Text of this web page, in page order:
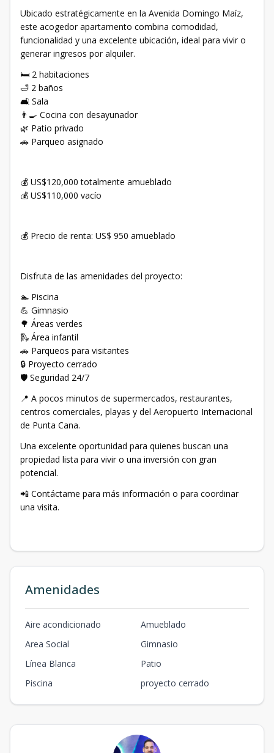
Ubicado estratégicamente en la Avenida Domingo Maíz,
este acogedor apartamento combina comodidad,
funcionalidad y una excelente ubicación, ideal para vivir o
generar ingresos por alquiler.
🛏️ 2 habitaciones
🛁 2 baños
🛋️ Sala
👨‍🍳 Cocina con desayunador
🌿 Patio privado
🚗 Parqueo asignado
💰 US$120,000 totalmente amueblado
💰 US$110,000 vacío
💰 Precio de renta: US$ 950 amueblado
Disfruta de las amenidades del proyecto:
🏊 Piscina
💪 Gimnasio
🌳 Áreas verdes
🛝 Área infantil
🚗 Parqueos para visitantes
🔒 Proyecto cerrado
🛡️ Seguridad 24/7
📍 A pocos minutos de supermercados, restaurantes,
centros comerciales, playas y del Aeropuerto Internacional
de Punta Cana.
Una excelente oportunidad para quienes buscan una
propiedad lista para vivir o una inversión con gran
potencial.
📲 Contáctame para más información o para coordinar
una visita.
Amenidades
Aire acondicionado
Amueblado
Area Social
Gimnasio
Línea Blanca
Patio
Piscina
proyecto cerrado